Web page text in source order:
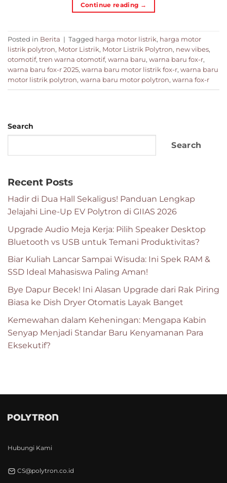
Continue reading →
Posted in Berita | Tagged harga motor listrik, harga motor
listrik polytron, Motor Listrik, Motor Listrik Polytron, new vibes,
otomotif, tren warna otomotif, warna baru, warna baru fox-r,
warna baru fox-r 2025, warna baru motor listrik fox-r, warna baru
motor listrik polytron, warna baru motor polytron, warna fox-r
Search
Search
Recent Posts
Hadir di Dua Hall Sekaligus! Panduan Lengkap
Jelajahi Line-Up EV Polytron di GIIAS 2026
Upgrade Audio Meja Kerja: Pilih Speaker Desktop
Bluetooth vs USB untuk Temani Produktivitas?
Biar Kuliah Lancar Sampai Wisuda: Ini Spek RAM &
SSD Ideal Mahasiswa Paling Aman!
Bye Dapur Becek! Ini Alasan Upgrade dari Rak Piring
Biasa ke Dish Dryer Otomatis Layak Banget
Kemewahan dalam Keheningan: Mengapa Kabin
Senyap Menjadi Standar Baru Kenyamanan Para
Eksekutif?
Hubungi Kami
CS@polytron.co.id